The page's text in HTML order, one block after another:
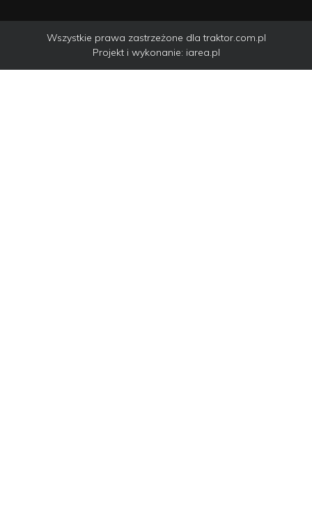
Wszystkie prawa zastrzeżone dla traktor.com.pl
Projekt i wykonanie: iarea.pl